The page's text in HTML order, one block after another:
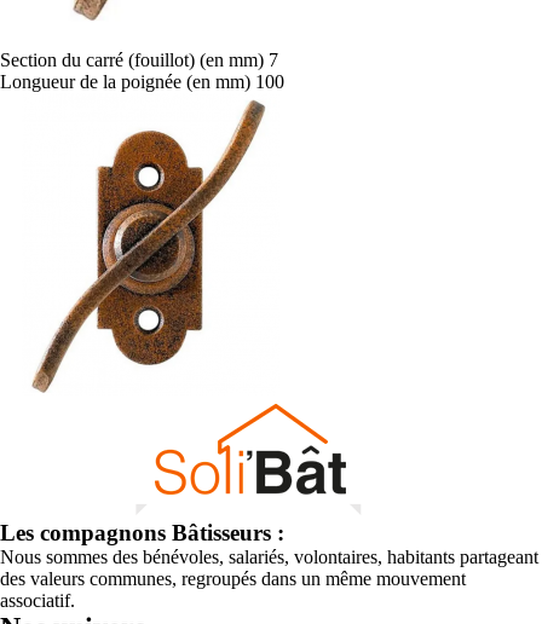
Section du carré (fouillot) (en mm) 7
Longueur de la poignée (en mm) 100
Les compagnons Bâtisseurs :
Nous sommes des bénévoles, salariés, volontaires, habitants partageant
des valeurs communes, regroupés dans un même mouvement
associatif.